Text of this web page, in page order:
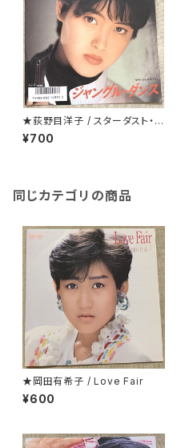
★荻野目洋子 / スターダスト・ド
リーム
¥700
同じカテゴリの商品
★岡田有希子 / Love Fair
¥600